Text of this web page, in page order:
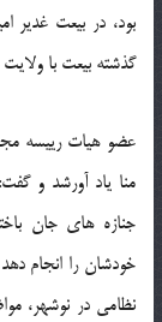
گذشته بیعت با
عضو هیات رییسه
منا یاد آورشد و
جنازه های جان
خودشان را انجام